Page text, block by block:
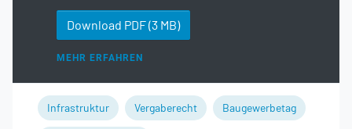
Download PDF(3 MB)
MEHR ERFAHREN
Infrastruktur Vergaberecht Baugewerbetag